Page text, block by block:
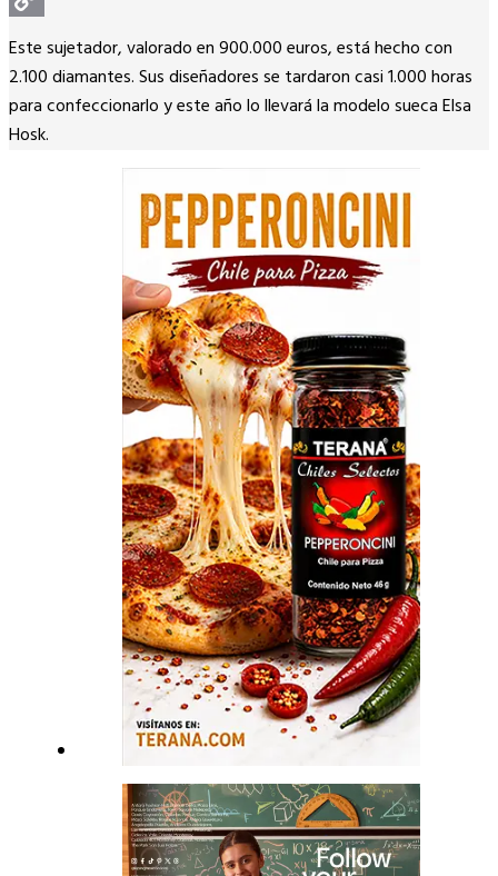
Copy
Link
Este sujetador, valorado en 900.000 euros, está hecho con
2.100 diamantes. Sus diseñadores se tardaron casi 1.000 horas
para confeccionarlo y este año lo llevará la modelo sueca Elsa
Hosk.